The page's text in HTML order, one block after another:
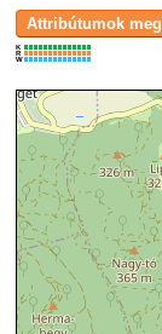
K
R
W